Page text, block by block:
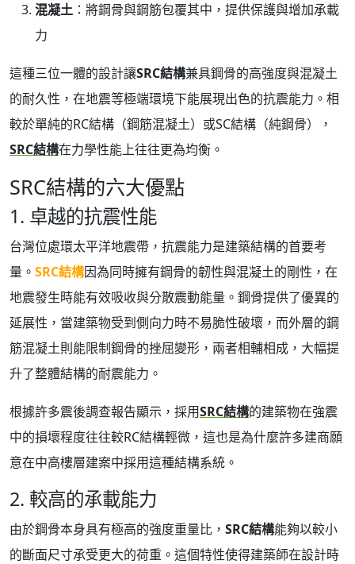
混凝土 ：將鋼骨與鋼筋包覆其中，提供保護與增加承載
力
這種三位一體的設計讓SRC結構兼具鋼骨的高強度與混凝土
的耐久性，在地震等極端環境下能展現出色的抗震能力。相
較於單純的RC結構（鋼筋混凝土）或SC結構（純鋼骨），
SRC結構在力學性能上往往更為均衡。
SRC結構的六大優點
1. 卓越的抗震性能
台灣位處環太平洋地震帶，抗震能力是建築結構的首要考
量。 SRC結構因為同時擁有鋼骨的韌性與混凝土的剛性，在
地震發生時能有效吸收與分散震動能量。鋼骨提供了優異的
延展性，當建築物受到側向力時不易脆性破壞，而外層的鋼
筋混凝土則能限制鋼骨的挫屈變形，兩者相輔相成，大幅提
升了整體結構的耐震能力。
根據許多震後調查報告顯示，採用SRC結構的建築物在強震
中的損壞程度往往較RC結構輕微，這也是為什麼許多建商願
意在中高樓層建案中採用這種結構系統。
2. 較高的承載能力
由於鋼骨本身具有極高的強度重量比， SRC結構能夠以較小
的斷面尺寸承受更大的荷重。這個特性使得建築師在設計時